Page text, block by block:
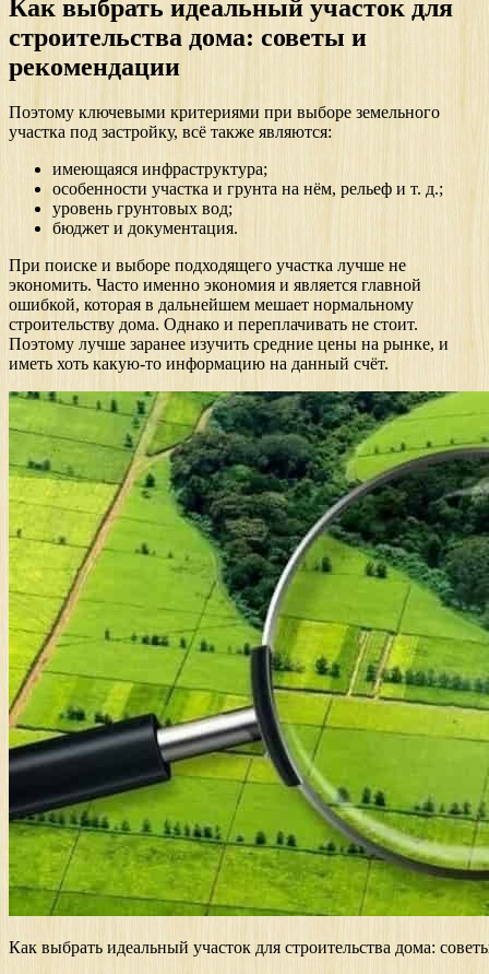
Как выбрать идеальный участок для
строительства дома: советы и
рекомендации
Поэтому ключевыми критериями при выборе земельного
участка под застройку, всё также являются:
имеющаяся инфраструктура;
особенности участка и грунта на нём, рельеф и т. д.;
уровень грунтовых вод;
бюджет и документация.
При поиске и выборе подходящего участка лучше не
экономить. Часто именно экономия и является главной
ошибкой, которая в дальнейшем мешает нормальному
строительству дома. Однако и переплачивать не стоит.
Поэтому лучше заранее изучить средние цены на рынке, и
иметь хоть какую-то информацию на данный счёт.
Как выбрать идеальный участок для строительства дома: